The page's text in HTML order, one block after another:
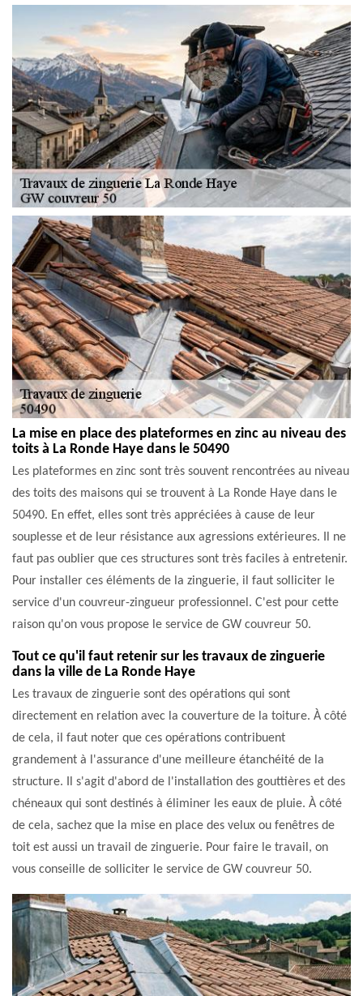
La mise en place des plateformes en zinc au niveau des
toits à La Ronde Haye dans le 50490
Les plateformes en zinc sont très souvent rencontrées au niveau
des toits des maisons qui se trouvent à La Ronde Haye dans le
50490. En effet, elles sont très appréciées à cause de leur
souplesse et de leur résistance aux agressions extérieures. Il ne
faut pas oublier que ces structures sont très faciles à entretenir.
Pour installer ces éléments de la zinguerie, il faut solliciter le
service d'un couvreur-zingueur professionnel. C'est pour cette
raison qu'on vous propose le service de GW couvreur 50.
Tout ce qu'il faut retenir sur les travaux de zinguerie
dans la ville de La Ronde Haye
Les travaux de zinguerie sont des opérations qui sont
directement en relation avec la couverture de la toiture. À côté
de cela, il faut noter que ces opérations contribuent
grandement à l'assurance d'une meilleure étanchéité de la
structure. Il s'agit d'abord de l'installation des gouttières et des
chéneaux qui sont destinés à éliminer les eaux de pluie. À côté
de cela, sachez que la mise en place des velux ou fenêtres de
toit est aussi un travail de zinguerie. Pour faire le travail, on
vous conseille de solliciter le service de GW couvreur 50.